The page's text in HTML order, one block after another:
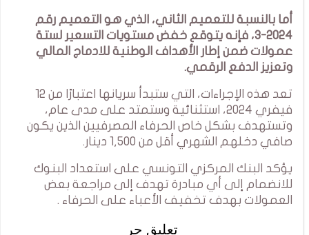
أما بالنسبة للتعميم الثاني، الذي هو التعميم رقم
2024-3، فإنه يتوقع خفض مستويات التسعير لستة
عمولات ضمن إطار الأهداف الوطنية للادماج المالي
وتعزيز الدفع الرقمي.
تعد هذه الإجراءات، التي ستبدأ سريانها اعتبارًا من 12
فيفري 2024، استثنائية وستمتد على مدى عام،
وتستهدف بشكل خاص الحرفاء المصرفيين الذين يكون
صافي دخلهم الشهري أقل من 1,500 دينار.
يؤكد البنك المركزي التونسي على استعداد البنوك
للانضمام إلى أي مبادرة تهدف إلى مراجعة بعض
العمولات بهدف تخفيف الأعباء على الحرفاء .
تعليق حر